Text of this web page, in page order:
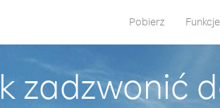
Pobierz Funkcje
zadzwonić